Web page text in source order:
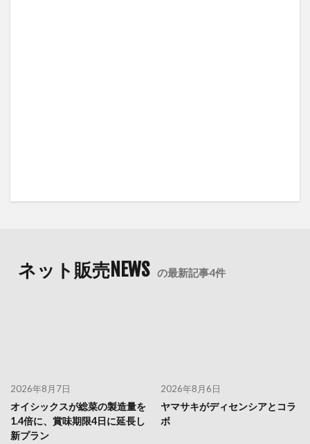
ネット販売NEWS の最新記事4件
2026年8月7日
オイシックスが総菜の製造量を
1.4倍に、賞味期限4日に延長し
新プラン
2026年8月6日
ヤマサキがディセンシアとコラ
ボ